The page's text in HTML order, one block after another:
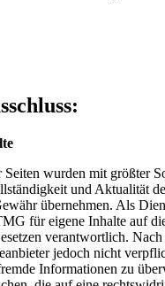
Seiten wurden mit größter
und Aktualität
übernehmen. Als
für eigene Inhalte auf
verantwortlich.
jedoch nicht
Informationen zu